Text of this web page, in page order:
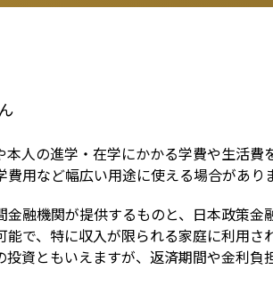
人の進学・在学にかかる学費や生活
用など幅広い用途に使える場合があり
金融機関が提供するものと、日本政策
能で、特に収入が限られる家庭に利用
資ともいえますが、返済期間や金利